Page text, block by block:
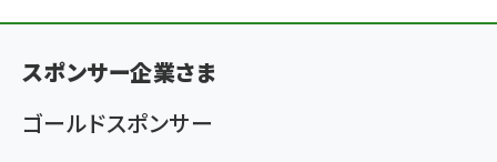
ン
く
ず
スポンサー企業さま
ゴールドスポンサー